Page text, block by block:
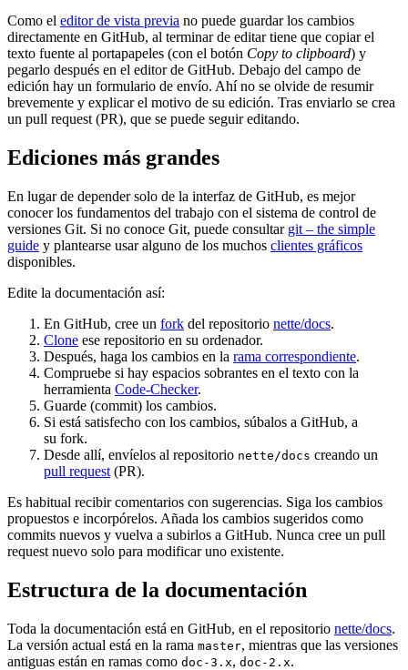
Como el editor de vista previa no puede guardar los cambios
directamente en GitHub, al terminar de editar tiene que copiar el
texto fuente al portapapeles (con el botón Copy to clipboard) y
pegarlo después en el editor de GitHub. Debajo del campo de
edición hay un formulario de envío. Ahí no se olvide de resumir
brevemente y explicar el motivo de su edición. Tras enviarlo se crea
un pull request (PR), que se puede seguir editando.
Ediciones más grandes
En lugar de depender solo de la interfaz de GitHub, es mejor
conocer los fundamentos del trabajo con el sistema de control de
versiones Git. Si no conoce Git, puede consultar git – the simple
guide y plantearse usar alguno de los muchos clientes gráficos
disponibles.
Edite la documentación así:
En GitHub, cree un fork del repositorio nette/docs.
Clone ese repositorio en su ordenador.
Después, haga los cambios en la rama correspondiente.
Compruebe si hay espacios sobrantes en el texto con la
herramienta Code-Checker.
Guarde (commit) los cambios.
Si está satisfecho con los cambios, súbalos a GitHub, a
su fork.
Desde allí, envíelos al repositorio nette/docs creando un
pull request (PR).
Es habitual recibir comentarios con sugerencias. Siga los cambios
propuestos e incorpórelos. Añada los cambios sugeridos como
commits nuevos y vuelva a subirlos a GitHub. Nunca cree un pull
request nuevo solo para modificar uno existente.
Estructura de la documentación
Toda la documentación está en GitHub, en el repositorio nette/docs.
La versión actual está en la rama master, mientras que las versiones
antiguas están en ramas como doc-3.x, doc-2.x.